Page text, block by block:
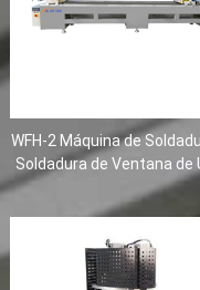
WFH-2 Máquina de
Soldadura de Ventana de
de Cabezales Dobles